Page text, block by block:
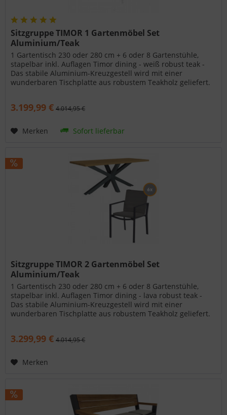
Sitzgruppe TIMOR 1 Gartenmöbel Set
Aluminium/Teak
1 Gartentisch 230 oder 280 cm + 6 oder 8 Gartenstühle,
stapelbar inkl. Auflagen Timor dining - weiß robust teak -
Das stabile Aluminium-Kreuzgestell wird mit einer
wunderbaren Tischplatte aus robustem Teakholz geliefert.
3.199,99 € 4.014,95 €
Merken Sofort lieferbar
Sitzgruppe TIMOR 2 Gartenmöbel Set
Aluminium/Teak
1 Gartentisch 230 oder 280 cm + 6 oder 8 Gartenstühle,
stapelbar inkl. Auflagen Timor dining - lava robust teak -
Das stabile Aluminium-Kreuzgestell wird mit einer
wunderbaren Tischplatte aus robustem Teakholz geliefert.
3.299,99 € 4.014,95 €
Merken